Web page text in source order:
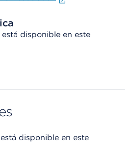
disponible en este
disponible en este